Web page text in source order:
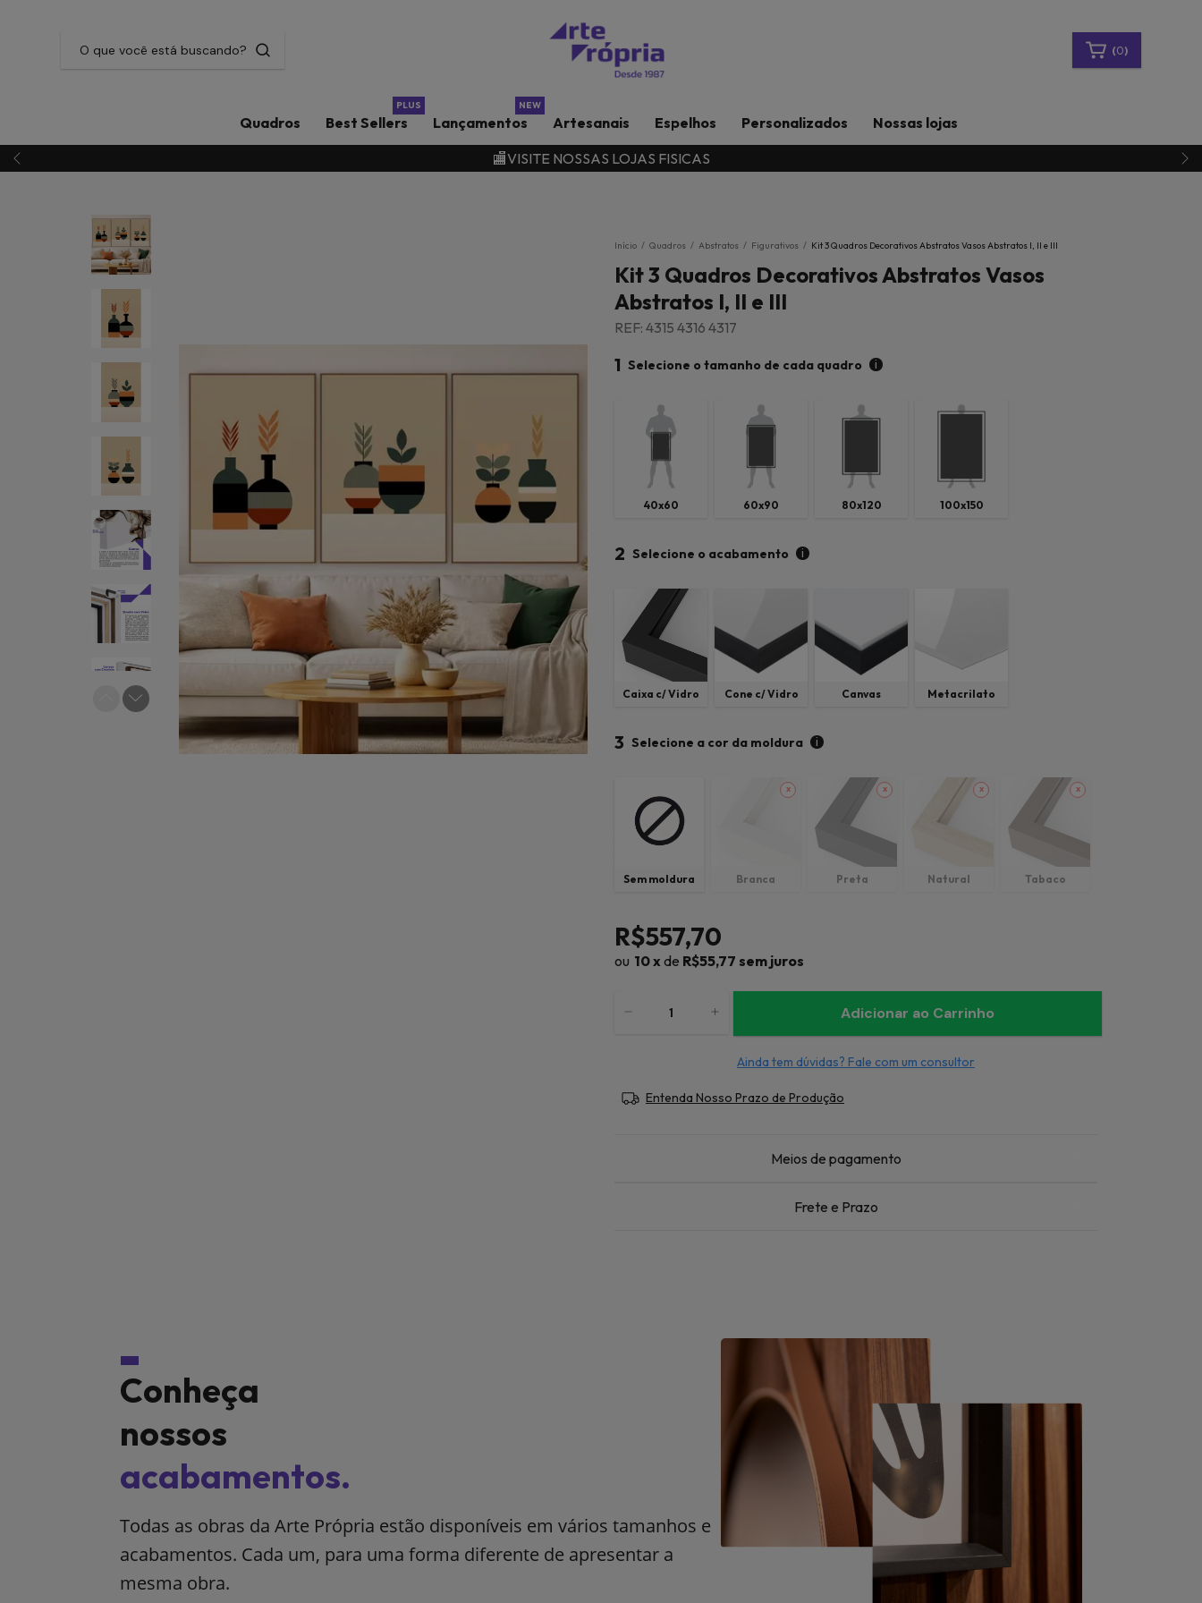
🏬VISITE NOSSAS LOJAS FISICAS
(0)
Quadros Best Sellers Lançamentos Artesanais Espelhos Personalizados Nossas lojas
Início / Quadros / Abstratos / Figurativos / Kit 3 Quadros Decorativos Abstratos Vasos Abstratos I, II e III
Kit 3 Quadros Decorativos Abstratos Vasos
Abstratos I, II e III
REF: 4315 4316 4317
1 Selecione o tamanho de cada quadro i
40x60 60x90 80x120 100x150
2 Selecione o acabamento i
Caixa c/ Vidro Cone c/ Vidro Canvas Metacrilato
3 Selecione a cor da moldura i
Sem moldura Branca Preta Natural Tabaco
R$557,70
10x de R$55,77 sem juros
Ainda tem dúvidas? Fale com um consultor
Entenda Nosso Prazo de Produção
Meios de pagamento
Frete e Prazo
Conheça
nossos
acabamentos.
Todas as obras da Arte Própria estão disponíveis em vários tamanhos e
acabamentos. Cada um, para uma forma diferente de apresentar a
mesma obra.